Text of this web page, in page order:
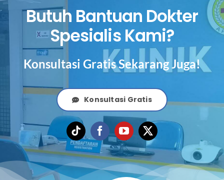
Butuh Bantuan Dokter
Spesialis Kami?
Konsultasi Gratis Sekarang Juga!
Konsultasi Gratis